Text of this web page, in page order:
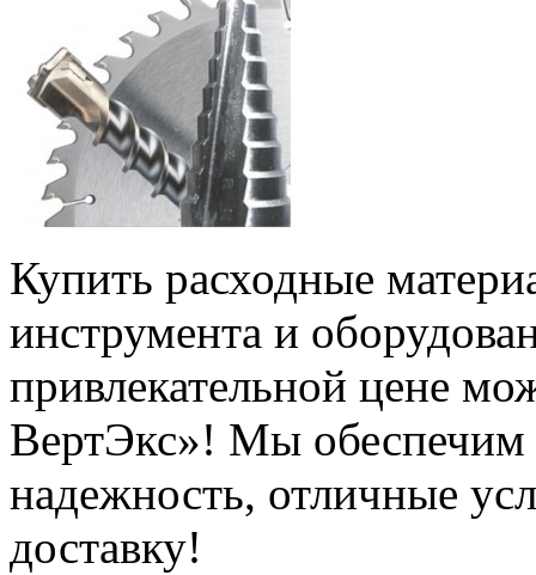
Купить расходные
инструмента и
привлекательной цене
ВертЭкс»! Мы обеспечим
надежность, отличные
доставку!